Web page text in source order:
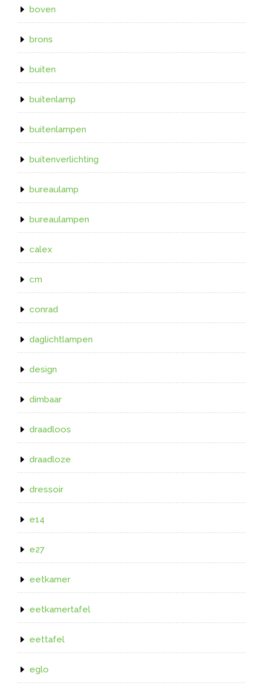
boven
brons
buiten
buitenlamp
buitenlampen
buitenverlichting
bureaulamp
bureaulampen
calex
cm
conrad
daglichtlampen
design
dimbaar
draadloos
draadloze
dressoir
e14
e27
eetkamer
eetkamertafel
eettafel
eglo